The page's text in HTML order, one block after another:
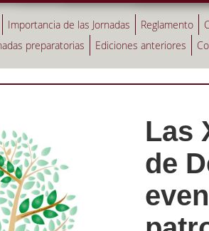
Importancia de las Jornadas Reglamento
preparatorias Ediciones anteriores
Las
de